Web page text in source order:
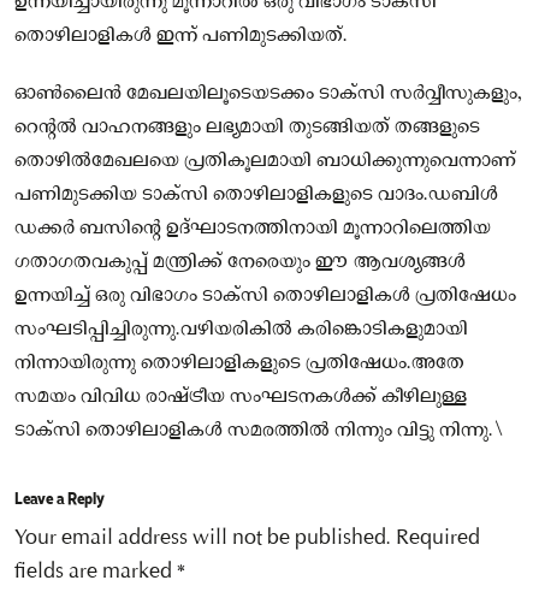
തൊഴിലാളികള്‍ ഇന്ന് പണിമുടക്കിയത്.
ഓണ്‍ലൈന്‍ മേഖലയിലൂടെയടക്കം ടാക്‌സി സര്‍വ്വീസുകളും,
റെന്റല്‍ വാഹനങ്ങളും ലഭ്യമായി തുടങ്ങിയത് തങ്ങളുടെ
തൊഴില്‍മേഖലയെ പ്രതികൂലമായി ബാധിക്കുന്നുവെന്നാണ്
പണിമുടക്കിയ ടാക്‌സി തൊഴിലാളികളുടെ വാദം.ഡബിള്‍
ഡക്കര്‍ ബസിന്റെ ഉദ്ഘാടനത്തിനായി മൂന്നാറിലെത്തിയ
ഗതാഗതവകുപ്പ് മന്ത്രിക്ക് നേരെയും ഈ ആവശ്യങ്ങള്‍
ഉന്നയിച്ച് ഒരു വിഭാഗം ടാക്‌സി തൊഴിലാളികള്‍ പ്രതിഷേധം
സംഘടിപ്പിച്ചിരുന്നു.വഴിയരികില്‍ കരിങ്കൊടികളുമായി
നിന്നായിരുന്നു തൊഴിലാളികളുടെ പ്രതിഷേധം.അതേ
സമയം വിവിധ രാഷ്ട്രീയ സംഘടനകള്‍ക്ക് കീഴിലുള്ള
ടാക്‌സി തൊഴിലാളികള്‍ സമരത്തില്‍ നിന്നും വിട്ടു നിന്നു.\
Leave a Reply
Your email address will not be published. Required
fields are marked *